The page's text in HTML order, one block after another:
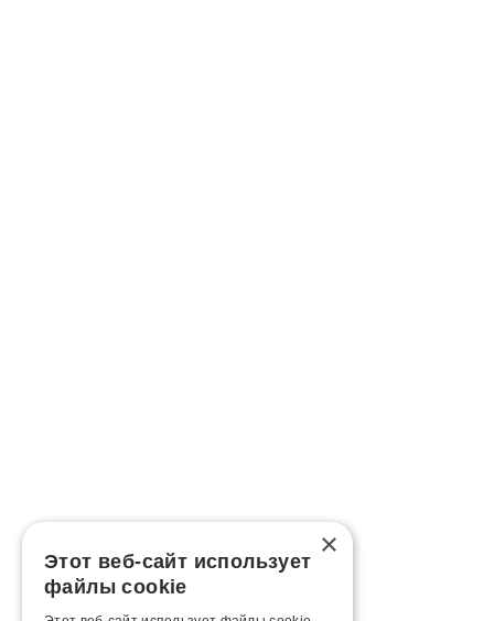
×
Этот веб-сайт использует
файлы cookie